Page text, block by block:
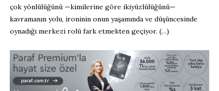
çok yönlülüğünü —kimilerine göre ikiyüzlülüğünü—
kavramanın yolu, ironinin onun yaşamında ve düşüncesinde
oynadığı merkezi rolü fark etmekten geçiyor. (…)